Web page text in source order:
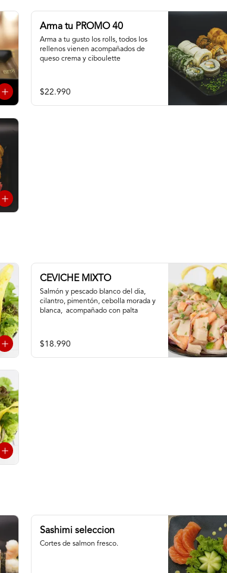
Arma tu PROMO 40
Arma a tu gusto los rolls, todos los
rellenos vienen acompañados de
queso crema y ciboulette
$22.990
CEVICHE MIXTO
Salmón y pescado blanco del dia,
cilantro, pimentón, cebolla morada y
blanca,  acompañado con palta
$18.990
Sashimi seleccion
Cortes de salmon fresco.